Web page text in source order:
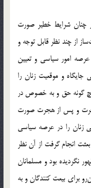
چنان شرایط خطیر صورت
از چند نظر قابل توجه و
امور سیاسی و تعیین
و موقعیت زنان را
گونه حق و به خصوص در
و پس از هجرت صورت
را در عرصه سیاسی
انجام گرفت از آن نظر
نگردیده بود و مسلمانان
برای بیعت کنندگان و به